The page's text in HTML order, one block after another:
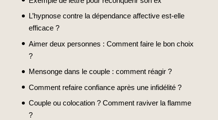
L’hypnose contre la dépendance affective est-elle
efficace ?
Aimer deux personnes : Comment faire le bon choix
?
Mensonge dans le couple : comment réagir ?
Comment refaire confiance après une infidélité ?
Couple ou colocation ? Comment raviver la flamme
?